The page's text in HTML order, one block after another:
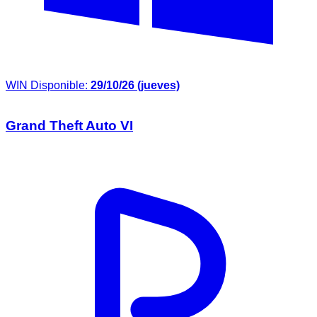
WIN Disponible: 29/10/26 (jueves)
Grand Theft Auto VI